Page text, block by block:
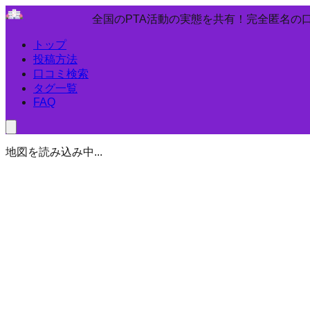
全国のPTA活動の実態を共有！完全匿名の
トップ
投稿方法
口コミ検索
タグ一覧
FAQ
地図を読み込み中...